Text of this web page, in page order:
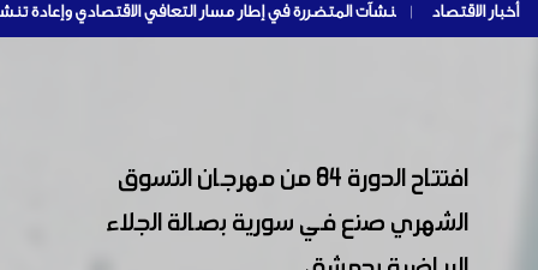
أخبار الاقتصاد |
افتتاح الدورة 84 من مهرجان التسوق
الشهري صنع في سورية بصالة الجلاء